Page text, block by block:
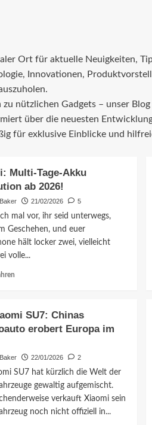
Ort für aktuelle Neuigkeiten,
Innovationen,
nützlichen Gadgets – unser
über die neuesten
für exklusive Einblicke und
Multi-Tage-Akku
ab 2026!
21/02/2026 5
mal vor, ihr seid unterwegs,
Geschehen, und euer
hält locker zwei, vielleicht
volle...
Mehr
Multi-
Tage-
Revolution
2026!
SU7: Chinas
erobert Europa im
22/01/2026 2
SU7 hat kürzlich die Welt der
gewaltig aufgemischt.
verkauft Xiaomi sein
noch nicht offiziell in...